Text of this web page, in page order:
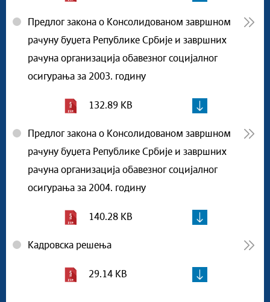
Предлог закона о Консолидованом завршном
рачуну буџета Републике Србије и завршних
рачуна организација обавезног социјалног
осигурања за 2003. годину
132.89 KB
Предлог закона о Консолидованом завршном
рачуну буџета Републике Србије и завршних
рачуна организација обавезног социјалног
осигурања за 2004. годину
140.28 KB
Кадровска решења
29.14 KB